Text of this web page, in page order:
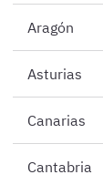
Aragón
Asturias
Canarias
Cantabria